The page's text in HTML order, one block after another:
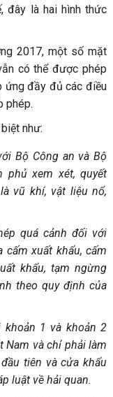
đây là hai hình thức
2017, một số mặt
có thể được phép
ứng đầy đủ các điều
phép.
như:
Bộ Công an và Bộ
phủ xem xét, quyết
vũ khí, vật liệu nổ,
quá cảnh đối với
cấm xuất khẩu, cấm
khẩu, tạm ngừng
theo quy định của
khoản 1 và khoản 2
Nam và chỉ phải làm
tiên và cửa khẩu
luật về hải quan.